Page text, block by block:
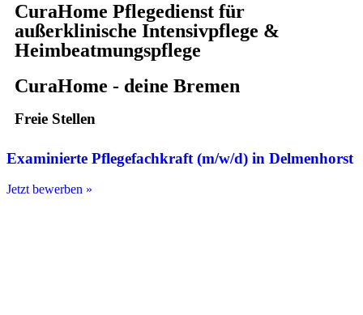
CuraHome Pflegedienst für
außerklinische Intensivpflege &
Heimbeatmungspflege
CuraHome - deine Bremen
Freie Stellen
Examinierte Pflegefachkraft (m/w/d) in Delmenhorst
Jetzt bewerben »